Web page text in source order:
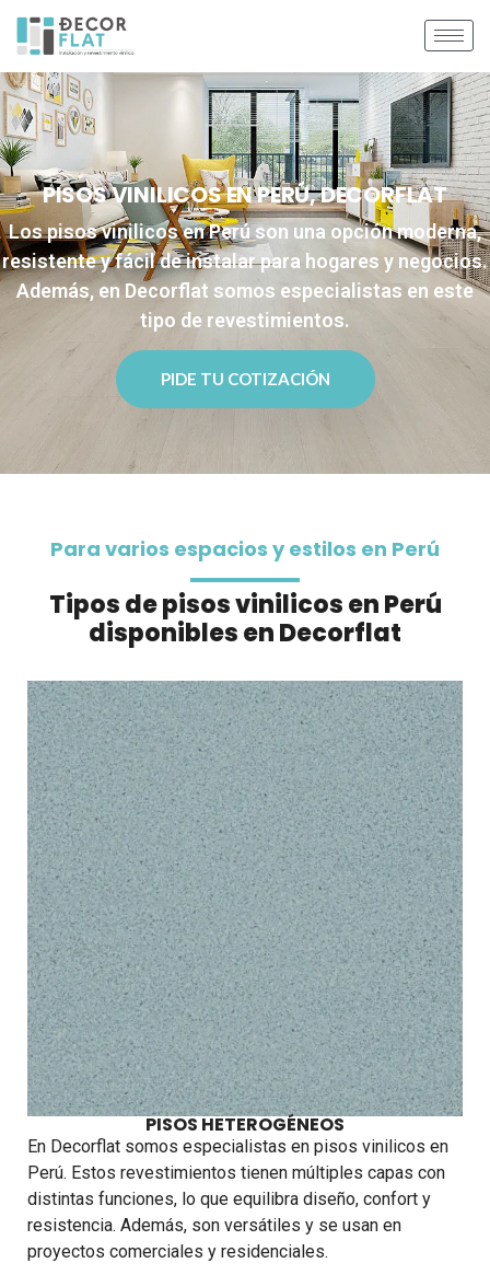
PISOS VINILICOS EN PERÚ, DECORFLAT
Los pisos vinilicos en Perú son una opción moderna,
resistente y fácil de instalar para hogares y negocios.
Además, en Decorflat somos especialistas en este
tipo de revestimientos.
PIDE TU COTIZACIÓN
Para varios espacios y estilos en Perú
Tipos de pisos vinilicos en Perú
disponibles en Decorflat
PISOS HETEROGÉNEOS
En Decorflat somos especialistas en pisos vinilicos en
Perú. Estos revestimientos tienen múltiples capas con
distintas funciones, lo que equilibra diseño, confort y
resistencia. Además, son versátiles y se usan en
proyectos comerciales y residenciales.